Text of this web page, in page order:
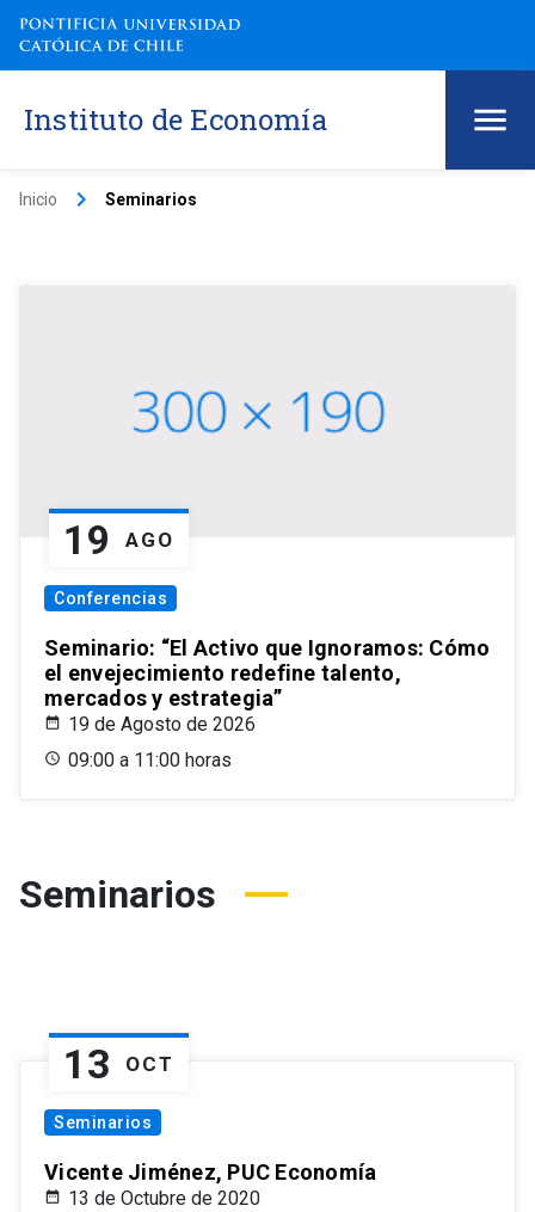
Instituto de Economía
Inicio keyboard_arrow_right Seminarios
19 AGO
Conferencias
Seminario: “El Activo que Ignoramos: Cómo
el envejecimiento redefine talento,
mercados y estrategia”
19 de Agosto de 2026
09:00 a 11:00 horas
Seminarios
13 OCT
Seminarios
Vicente Jiménez, PUC Economía
13 de Octubre de 2020